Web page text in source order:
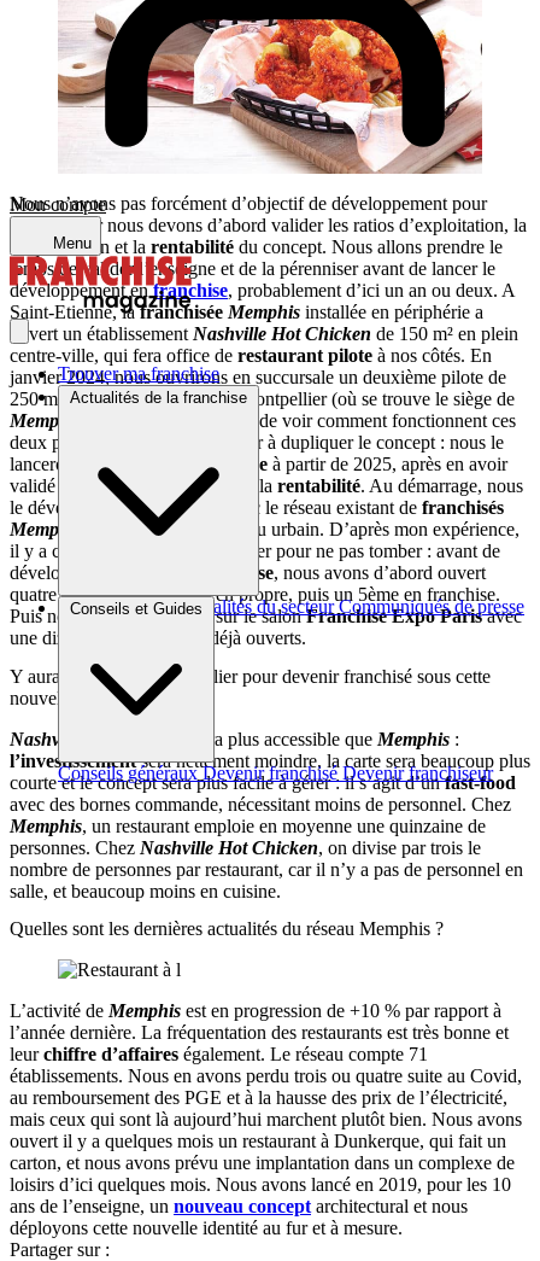
Mon compte
Menu
Trouver ma franchise
Actualités de la franchise
Brèves et actus Actualités du secteur Communiqués de presse
Conseils et Guides
Conseils généraux Devenir franchisé Devenir franchiseur
Nous n’avons pas forcément d’objectif de développement pour
l’instant, car nous devons d’abord valider les ratios d’exploitation, la
fréquentation et la rentabilité du concept. Nous allons prendre le
temps de valider l’enseigne et de la pérenniser avant de lancer le
développement enfranchise, probablement d’ici un an ou deux. A
Saint-Etienne, lafranchisée Memphis installée en périphérie a
ouvert un établissement Nashville Hot Chicken de 150 m² en plein
centre-ville, qui fera office de restaurant pilote à nos côtés. En
janvier 2024, nous ouvrirons en succursale un deuxième pilote de
250 m² dans le centre-ville de Montpellier (où se trouve le siège de
Memphis
). Puis nous attendrons de voir comment fonctionnent ces
deux pilotes avant de commencer à dupliquer le concept : nous le
lancerons réellement en
franchise à partir de 2025, après en avoir
validé les ratios d’exploitation et la rentabilité. Au démarrage, nous
le développerons en priorité avec le réseau existant de franchisés
Memphis
, qui maîtrisent leur tissu urbain. D’après mon expérience,
il y a certaines marches à respecter pour ne pas tomber : avant de
développer
franchise, nous avons d’abord ouvert
quatrerestaurants pilotesen propre, puis un 5ème en franchise.
Puis nous l’avons présenté sur le salonFranchise Expo Parisavec
une dizaine de restaurants déjà ouverts.
Y aura-t-il un profil particulier pour devenir franchisé sous cette
nouvelle enseigne ?
Nashville Hot Chicken
sera plus accessible que Memphis :
l’investissementsera nettement moindre, la carte sera beaucoup plus
courte et le concept sera plus facile à gérer : il s’agit d’unfast-food
avec des bornes commande, nécessitant moins de personnel. Chez
Memphis, un restaurant emploie en moyenne une quinzaine de
personnes. Chez Nashville Hot Chicken, on divise par trois le
nombre de personnes par restaurant, car il n’y a pas de personnel en
salle, et beaucoup moins en cuisine.
Quelles sont les dernières actualités du réseau Memphis ?
L’activité de Memphis est en progression de +10 % par rapport à
l’année dernière. La fréquentation des restaurants est très bonne et
leurchiffre d’affaires également. Le réseau compte 71
établissements. Nous en avons perdu trois ou quatre suite au Covid,
au remboursement des PGE et à la hausse des prix de l’électricité,
mais ceux qui sont là aujourd’hui marchent plutôt bien. Nous avons
ouvert il y a quelques mois un restaurant à Dunkerque, qui fait un
carton, et nous avons prévu une implantation dans un complexe de
loisirs d’ici quelques mois. Nous avons lancé en 2019, pour les 10
ans de l’enseigne, un nouveau concept architectural et nous
déployons cette nouvelle identité au fur et à mesure.
Partager sur :